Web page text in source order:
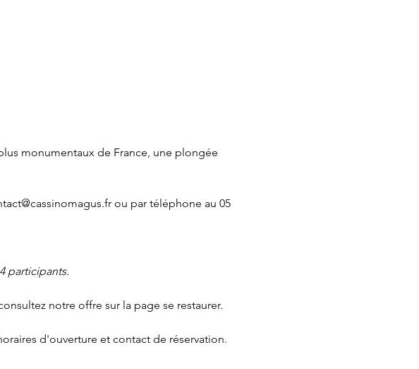
monumentaux de France, une plongée
ou par téléphone au 05
participants.
notre offre sur la page se restaurer.
d'ouverture et contact de réservation.